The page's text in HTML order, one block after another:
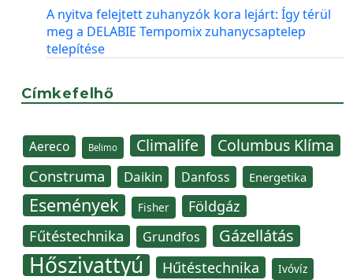
A nyitva felejtett zuhanyzók kora lejárt: Így térül
meg a DELABIE Tempomix zuhanycsaptelep
telepítése
Címkefelhő
Aereco Belimo Climalife Columbus Klíma
Construma Daikin Danfoss Energetika
Események Fisher Földgáz
Fűtéstechnika Grundfos Gázellátás
Hőszivattyú Hűtéstechnika Ivóvíz